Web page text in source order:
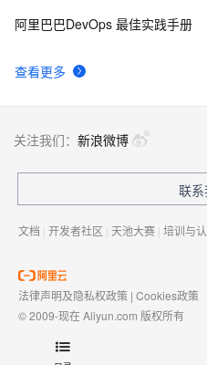
查看更多
阿里巴巴DevOps 最佳实践手册
关注我们： 新浪微博
联
文档 | 开发者社区 | 天池大赛 | 培训与
法律声明及隐私权政策 | Cookies政策
© 2009-现在 Aliyun.com 版权所有
域名注册服务机构许可：